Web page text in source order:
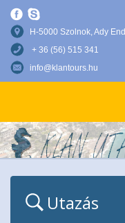
H-5000 Szolnok, Ady
+ 36 (56) 515 341
info@klantours.hu
Utazás